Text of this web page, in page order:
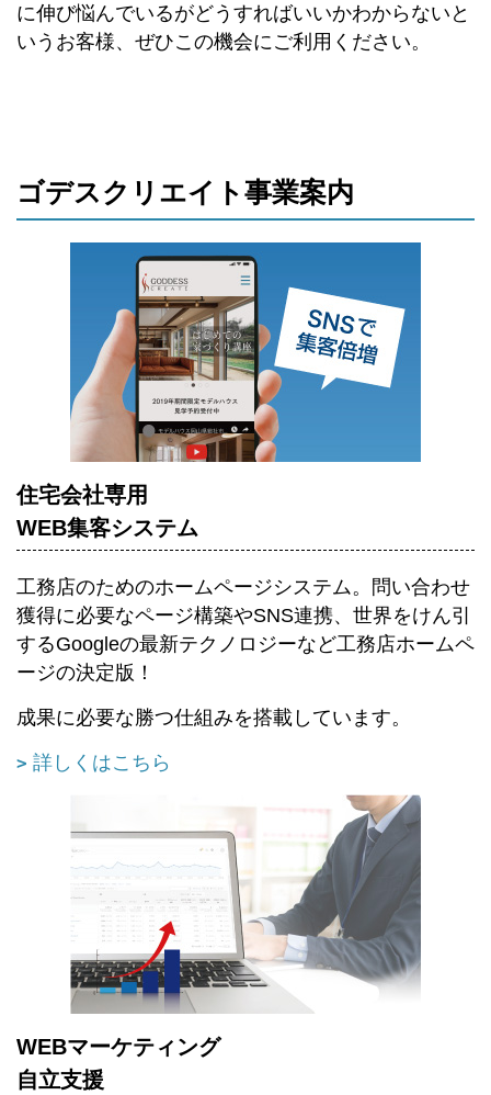
に伸び悩んでいるがどうすればいいかわからないと
いうお客様、ぜひこの機会にご利用ください。
ゴデスクリエイト事業案内
住宅会社専用
WEB集客システム
工務店のためのホームページシステム。 問い合わせ
獲得に必要なページ構築やSNS連携、世界をけん引
するGoogleの最新テクノロジーなど工務店ホームペ
ージの決定版！
成果に必要な勝つ仕組みを搭載しています。
詳しくはこちら
WEBマーケティング
自立支援